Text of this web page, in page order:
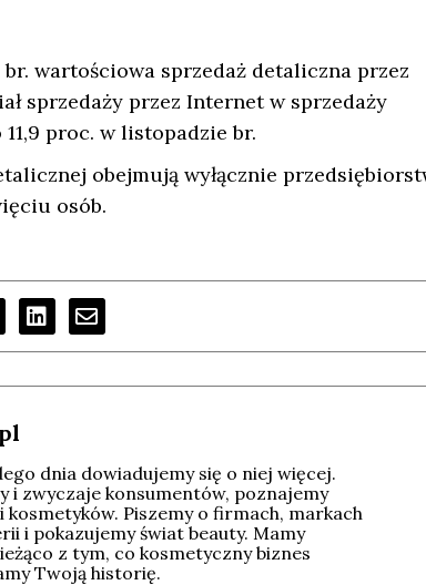
wartościowa sprzedaż detaliczna przez
sprzedaży przez Internet w sprzedaży
proc. w listopadzie br.
obejmują wyłącznie
osób.
dnia dowiadujemy się o niej więcej.
i zwyczaje konsumentów, poznajemy
Piszemy o firmach, markach
i pokazujemy świat beauty. Mamy
z tym, co kosmetyczny biznes
Twoją historię.